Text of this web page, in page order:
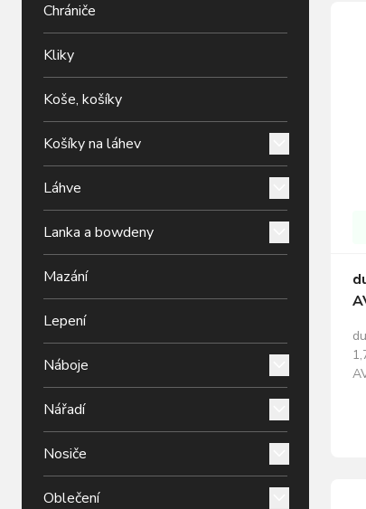
Chrániče
Kliky
Koše, košíky
Košíky na láhev
Láhve
Lanka a bowdeny
Mazání
Lepení
Náboje
Nářadí
Nosiče
Oblečení